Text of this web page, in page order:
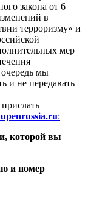
закона от 6
в
терроризму» и
мер
мы
и не передавать
:
которой вы
и номер